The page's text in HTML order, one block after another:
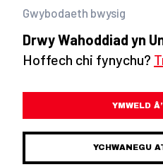
Gwybodaeth bwysig
Drwy Wahoddiad yn
Hoffech chi fynychu?
YMWELD
YCHWANEGU